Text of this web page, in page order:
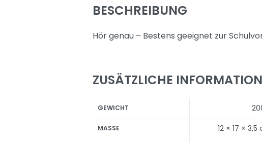
BESCHREIBUNG
Hör genau – Bestens geeignet zur
ZUSÄTZLICHE
GEWICHT
MASSE 12 × 17 × 3,5